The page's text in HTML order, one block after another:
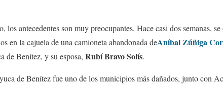
los antecedentes son muy preocupantes. Hace casi dos semanas,
en la cajuela de una camioneta abandonada deAníbal Zúñiga
de Benítez, y su esposa, Rubí Bravo Solís.
de Benítez fue uno de los municipios más dañados, junto con